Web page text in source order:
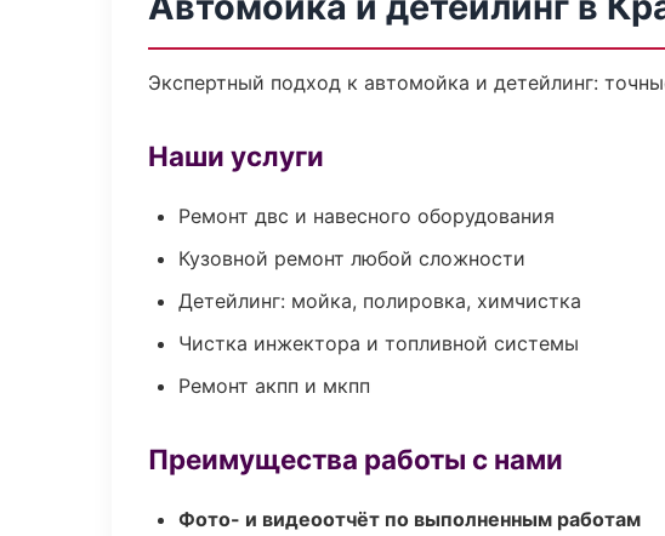
Экспертный подход к автомойка и детейлинг:
Наши услуги
Ремонт двс и навесного оборудования
Кузовной ремонт любой сложности
Детейлинг: мойка, полировка, химчистка
Чистка инжектора и топливной системы
Ремонт акпп и мкпп
Преимущества работы с нами
Фото- и видеоотчёт по выполненным работам